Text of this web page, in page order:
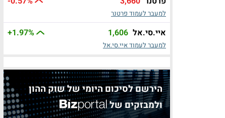
למעבר לעמוד פרטנר
איי.סי.אל 1,606
+1.97%
למעבר לעמוד איי.סי.אל
הירשם לסיכום היומי של שוק ההון
ולמבזקים של